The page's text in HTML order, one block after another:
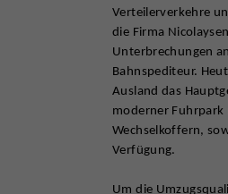
Verteilerverkehre
die Firma
Unterbrechungen
Bahnspediteur.
Ausland das
moderner Fuhrpark
Wechselkoffern,
Verfügung.
Um die